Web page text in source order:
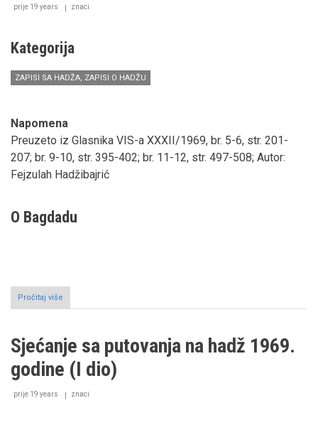
(III
prije 19 years znaci
Kategorija
ZAPISI SA HADŽA, ZAPISI O HADŽU
Napomena
Preuzeto iz Glasnika VIS-a XXXII/1969, br. 5-6, str. 201-
207; br. 9-10, str. 395-402; br. 11-12, str. 497-508; Autor:
Fejzulah Hadžibajrić
O Bagdadu
Pročitaj više
Sjećanje
na
hadž
1969.
godine
(II
Sjećanje sa putovanja na hadž 1969.
godine (I dio)
prije 19 years znaci